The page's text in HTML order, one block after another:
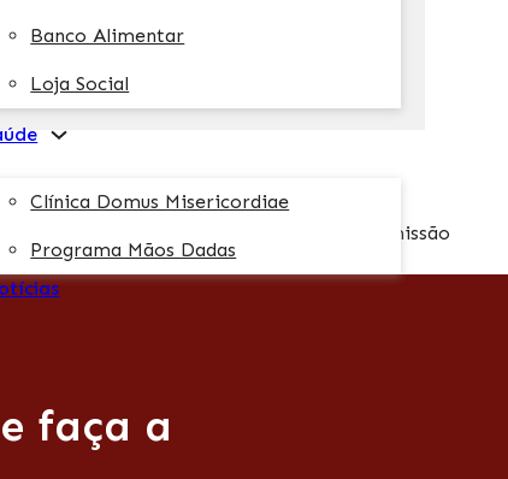
Banco Alimentar
Loja Social
Clínica Domus Misericordiae
Programa Mãos Dadas
Relatórios e Contas
VER DOCUMENTOS
faça a